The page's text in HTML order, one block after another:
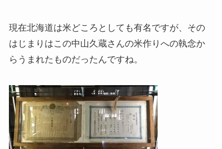
現在北海道は米どころとしても有名ですが、その
はじまりはこの中山久蔵さんの米作りへの執念か
らうまれたものだったんですね。